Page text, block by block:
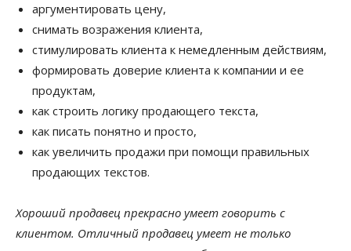
аргументировать цену,
снимать возражения клиента,
стимулировать клиента к немедленным действиям,
формировать доверие клиента к компании и ее
продуктам,
как строить логику продающего текста,
как писать понятно и просто,
как увеличить продажи при помощи правильных
продающих текстов.
Хороший продавец прекрасно умеет говорить с
клиентом. Отличный продавец умеет не только